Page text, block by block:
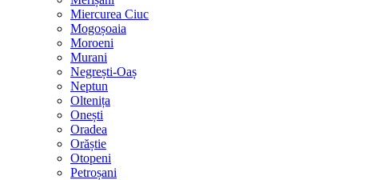
Miercurea Ciuc
Mogoșoaia
Moroeni
Murani
Negrești-Oaș
Neptun
Oltenița
Onești
Oradea
Orăștie
Otopeni
Petroșani